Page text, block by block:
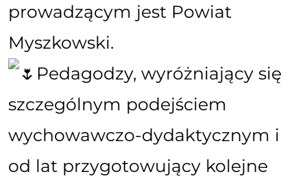
prowadzącym jest Powiat
Myszkowski.
Pedagodzy, wyróżniający się
szczególnym podejściem
wychowawczo-dydaktycznym i
od lat przygotowujący kolejne